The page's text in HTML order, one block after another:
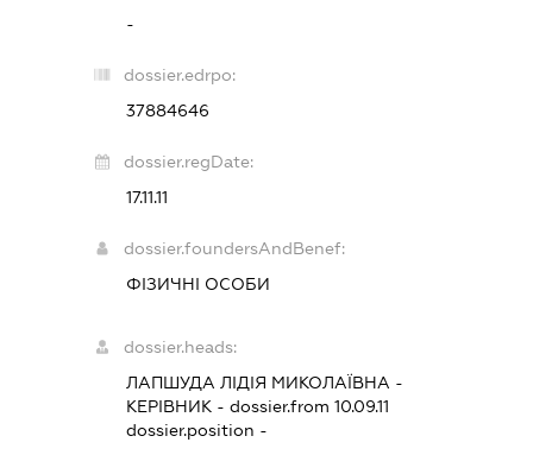
-
dossier.edrpo:
37884646
dossier.regDate:
17.11.11
dossier.foundersAndBenef:
ФІЗИЧНІ ОСОБИ
dossier.heads:
ЛАПШУДА ЛІДІЯ МИКОЛАЇВНА -
КЕРІВНИК - dossier.from 10.09.11
dossier.position -